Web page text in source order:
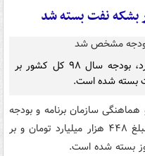
معاون سازمان برنامه و بودجه اعلام کرد، بودجه سال ۹۸ کل کشور بر
سازمان برنامه و بودجه
گفت: بودجه سال ۱۳۹۸ کل کشور به مبلغ ۴۴۸ هزار میلیارد تومان و بر